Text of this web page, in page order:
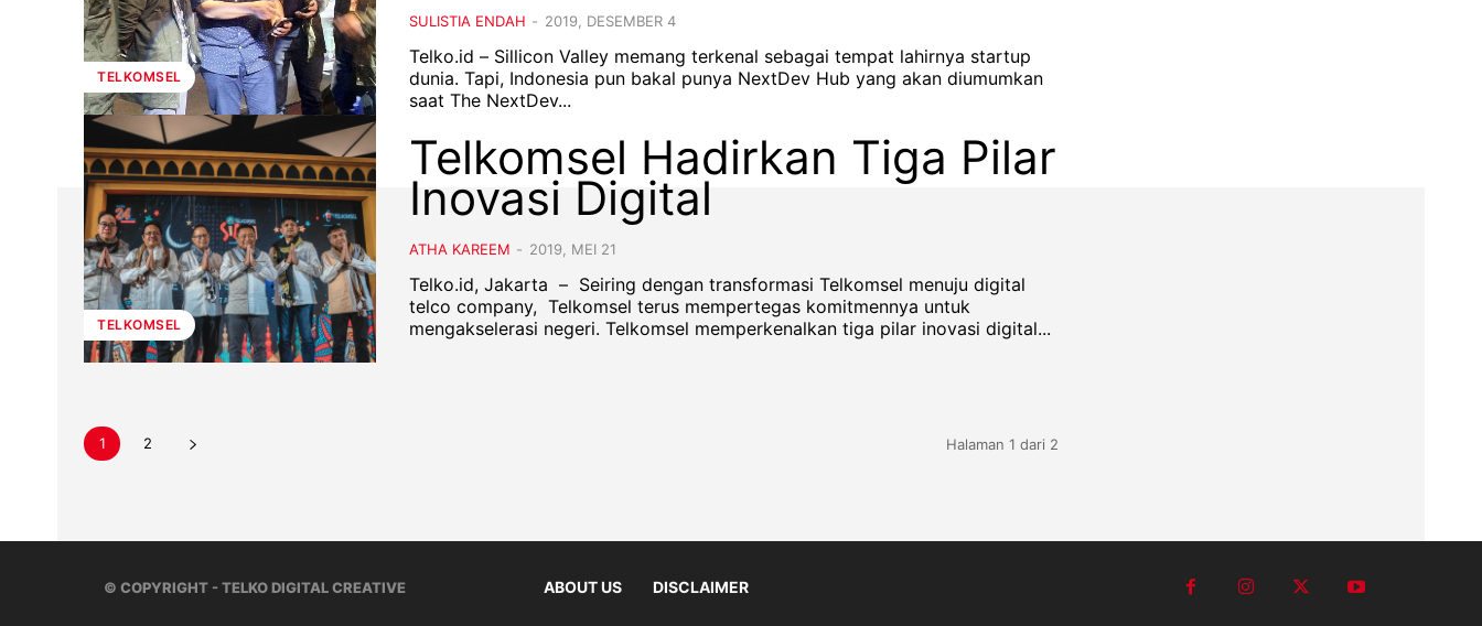
TELKOMSEL
SULISTIA ENDAH - 2019, DESEMBER 4
Telko.id – Sillicon Valley memang terkenal sebagai tempat lahirnya startup
dunia. Tapi, Indonesia pun bakal punya NextDev Hub yang akan diumumkan
saat The NextDev...
TELKOMSEL
Telkomsel Hadirkan Tiga Pilar
Inovasi Digital
ATHA KAREEM - 2019, MEI 21
Telko.id, Jakarta – Seiring dengan transformasi Telkomsel menuju digital
telco company, Telkomsel terus mempertegas komitmennya untuk
mengakselerasi negeri. Telkomsel memperkenalkan tiga pilar inovasi digital...
1 2 Halaman 1 dari 2
© COPYRIGHT - TELKO DIGITAL CREATIVE ABOUT US DISCLAIMER